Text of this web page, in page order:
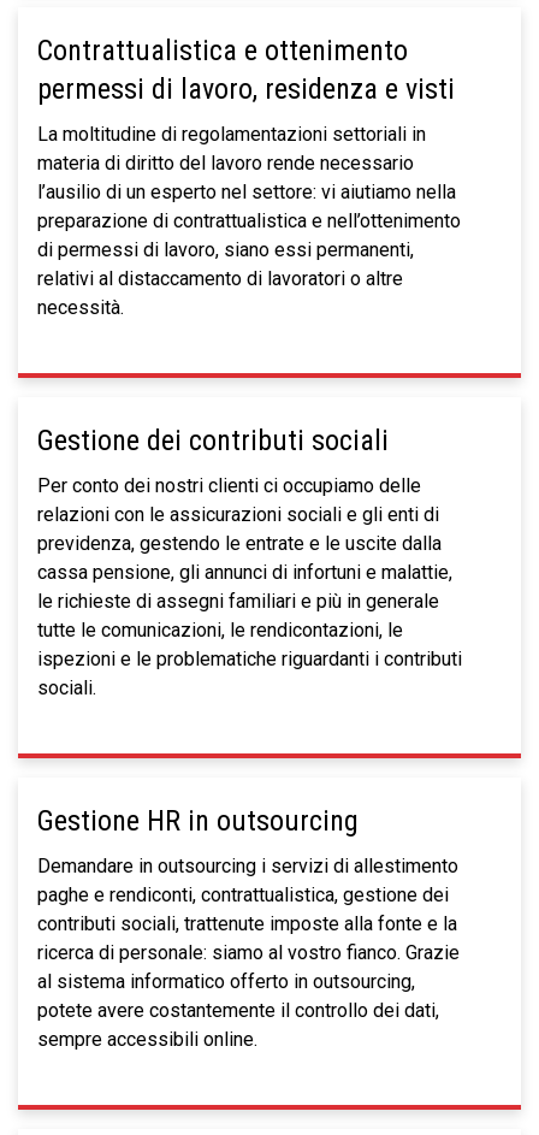
Contrattualistica e ottenimento
permessi di lavoro, residenza e visti
La moltitudine di regolamentazioni settoriali in
materia di diritto del lavoro rende necessario
l’ausilio di un esperto nel settore: vi aiutiamo nella
preparazione di contrattualistica e nell’ottenimento
di permessi di lavoro, siano essi permanenti,
relativi al distaccamento di lavoratori o altre
necessità.
Gestione dei contributi sociali
Per conto dei nostri clienti ci occupiamo delle
relazioni con le assicurazioni sociali e gli enti di
previdenza, gestendo le entrate e le uscite dalla
cassa pensione, gli annunci di infortuni e malattie,
le richieste di assegni familiari e più in generale
tutte le comunicazioni, le rendicontazioni, le
ispezioni e le problematiche riguardanti i contributi
sociali.
Gestione HR in outsourcing
Demandare in outsourcing i servizi di allestimento
paghe e rendiconti, contrattualistica, gestione dei
contributi sociali, trattenute imposte alla fonte e la
ricerca di personale: siamo al vostro fianco. Grazie
al sistema informatico offerto in outsourcing,
potete avere costantemente il controllo dei dati,
sempre accessibili online.